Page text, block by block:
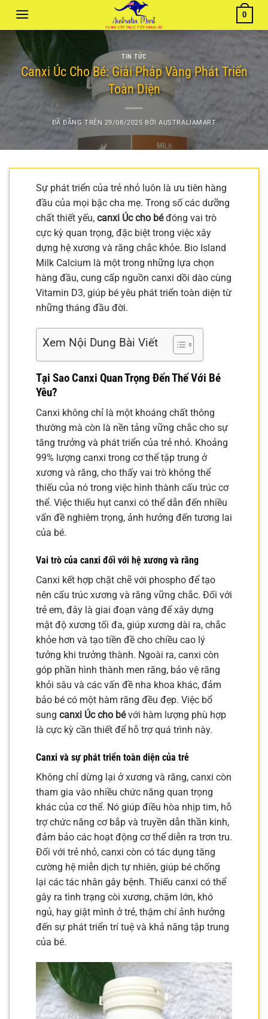
0
TIN TỨC
Canxi Úc Cho Bé: Giải Pháp Vàng Phát Triển
Toàn Diện
ĐÃ ĐĂNG TRÊN 29/08/2025 BỞIAUSTRALIAMART
Sự phát triển của trẻ nhỏ luôn là ưu tiên hàng
đầu của mọi bậc cha mẹ. Trong số các dưỡng
chất thiết yếu, canxi Úc cho béđóng vai trò
cực kỳ quan trọng, đặc biệt trong việc xây
dựng hệ xương và răng chắc khỏe. Bio Island
Milk Calcium là một trong những lựa chọn
hàng đầu, cung cấp nguồn canxi dồi dào cùng
Vitamin D3, giúp bé yêu phát triển toàn diện từ
những tháng đầu đời.
Xem Nội Dung Bài Viết
Tại Sao Canxi Quan Trọng Đến Thế Với Bé
Yêu?
Canxi không chỉ là một khoáng chất thông
thường mà còn là nền tảng vững chắc cho sự
tăng trưởng và phát triển của trẻ nhỏ. Khoảng
99% lượng canxi trong cơ thể tập trung ở
xương và răng, cho thấy vai trò không thể
thiếu của nó trong việc hình thành cấu trúc cơ
thể. Việc thiếu hụt canxi có thể dẫn đến nhiều
vấn đề nghiêm trọng, ảnh hưởng đến tương lai
của bé.
Vai trò của canxi đối với hệ xương và răng
Canxi kết hợp chặt chẽ với phospho để tạo
nên cấu trúc xương và răng vững chắc. Đối với
trẻ em, đây là giai đoạn vàng để xây dựng
mật độ xương tối đa, giúp xương dài ra, chắc
khỏe hơn và tạo tiền đề cho chiều cao lý
tưởng khi trưởng thành. Ngoài ra, canxi còn
góp phần hình thành men răng, bảo vệ răng
khỏi sâu và các vấn đề nha khoa khác, đảm
bảo bé có một hàm răng đều đẹp. Việc bổ
sung canxi Úc cho bévới hàm lượng phù hợp
là cực kỳ cần thiết để hỗ trợ quá trình này.
Canxi và sự phát triển toàn diện của trẻ
Không chỉ dừng lại ở xương và răng, canxi còn
tham gia vào nhiều chức năng quan trọng
khác của cơ thể. Nó giúp điều hòa nhịp tim, hỗ
trợ chức năng cơ bắp và truyền dẫn thần kinh,
đảm bảo các hoạt động cơ thể diễn ra trơn tru.
Đối với trẻ nhỏ, canxi còn có tác dụng tăng
cường hệ miễn dịch tự nhiên, giúp bé chống
lại các tác nhân gây bệnh. Thiếu canxi có thể
gây ra tình trạng còi xương, chậm lớn, khó
ngủ, hay giật mình ở trẻ, thậm chí ảnh hưởng
đến sự phát triển trí tuệ và khả năng tập trung
của bé.